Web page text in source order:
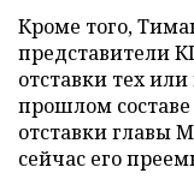
Кроме того,
представители
отставки тех
прошлом
отставки главы
сейчас его